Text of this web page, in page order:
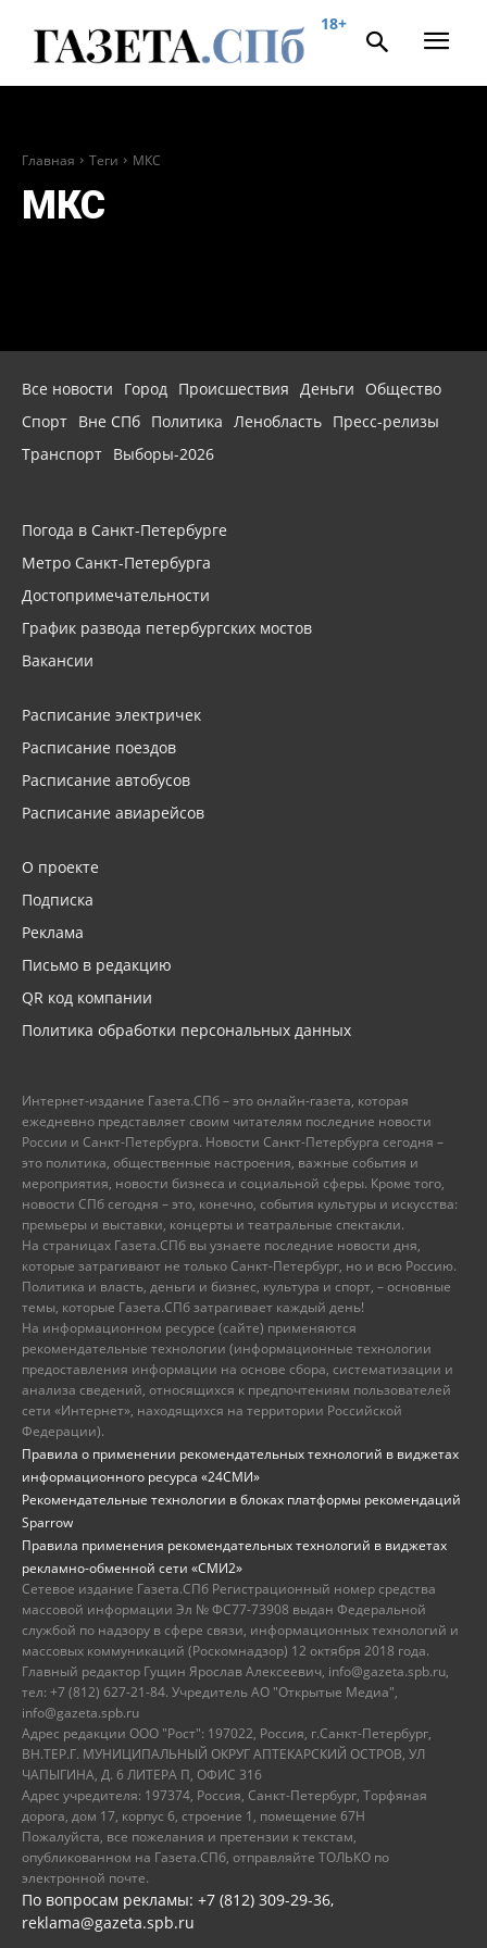
18+
Главная Теги МКС
МКС
Все новости Город Происшествия Деньги
Общество
Спорт Вне СПб Политика Ленобласть Пресс-релизы
Транспорт Выборы-2026
Погода в Санкт-Петербурге
Метро Санкт-Петербурга
Достопримечательности
График развода петербургских мостов
Вакансии
Расписание электричек
Расписание поездов
Расписание автобусов
Расписание авиарейсов
О проекте
Подписка
Реклама
Письмо в редакцию
QR код компании
Политика обработки персональных данных
Интернет-издание Газета.СПб – это онлайн-газета, которая
ежедневно представляет своим читателям последние новости
России и Санкт-Петербурга. Новости Санкт-Петербурга сегодня –
это политика, общественные настроения, важные события и
мероприятия, новости бизнеса и социальной сферы. Кроме того,
новости СПб сегодня – это, конечно, события культуры и искусства:
премьеры и выставки, концерты и театральные спектакли.
На страницах Газета.СПб вы узнаете последние новости дня,
которые затрагивают не только Санкт-Петербург, но и всю Россию.
Политика и власть, деньги и бизнес, культура и спорт, – основные
темы, которые Газета.СПб затрагивает каждый день!
На информационном ресурсе (сайте) применяются
рекомендательные технологии (информационные технологии
предоставления информации на основе сбора, систематизации и
анализа сведений, относящихся к предпочтениям пользователей
сети «Интернет», находящихся на территории Российской
Федерации).
Правила о применении рекомендательных технологий в виджетах
информационного ресурса «24СМИ»
Рекомендательные технологии в блоках платформы рекомендаций
Sparrow
Правила применения рекомендательных технологий в виджетах
рекламно-обменной сети «СМИ2»
Сетевое издание Газета.СПб Регистрационный номер средства
массовой информации Эл № ФС77-73908 выдан Федеральной
службой по надзору в сфере связи, информационных технологий и
массовых коммуникаций (Роскомнадзор) 12 октября 2018 года.
Главный редактор Гущин Ярослав Алексеевич, info@gazeta.spb.ru,
тел: +7 (812) 627-21-84. Учредитель АО "Открытые Медиа",
info@gazeta.spb.ru
Адрес редакции ООО "Рост": 197022, Россия, г.Санкт-Петербург,
ВН.ТЕР.Г. МУНИЦИПАЛЬНЫЙ ОКРУГ АПТЕКАРСКИЙ ОСТРОВ, УЛ
ЧАПЫГИНА, Д. 6 ЛИТЕРА П, ОФИС 316
Адрес учредителя: 197374, Россия, Санкт-Петербург, Торфяная
дорога, дом 17, корпус 6, строение 1, помещение 67Н
Пожалуйста, все пожелания и претензии к текстам,
опубликованном на Газета.СПб, отправляйте ТОЛЬКО по
электронной почте.
По вопросам рекламы: +7 (812) 309-29-36,
reklama@gazeta.spb.ru